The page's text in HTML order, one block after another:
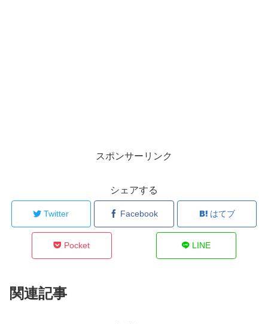
スポンサーリンク
シェアする
Twitter Facebook はてブ
Pocket LINE
関連記事